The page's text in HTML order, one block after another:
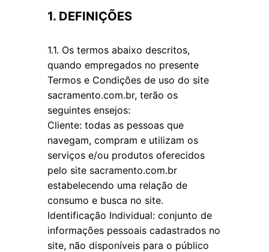
1. DEFINIÇÕES
1.1. Os termos abaixo descritos,
quando empregados no presente
Termos e Condições de uso do site
sacramento.com.br, terão os
seguintes ensejos:
Cliente: todas as pessoas que
navegam, compram e utilizam os
serviços e/ou produtos oferecidos
pelo site sacramento.com.br
estabelecendo uma relação de
consumo e busca no site.
Identificação Individual: conjunto de
informações pessoais cadastrados no
site, não disponíveis para o público